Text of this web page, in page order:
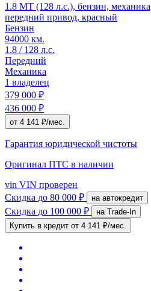
1.8 MT (128 л.с.), бензин,
передний привод, красный
Бензин
94000 км.
1.8 / 128 л.с.
Передний
Механика
1 владелец
379 000 ₽
436 000 ₽
от 4 141 ₽/мес.
Гарантия юридической чистоты
Оригинал ПТС в наличии
vin VIN проверен
Скидка до 80 000 ₽ на автокредит
Скидка до 100 000 ₽
на Trade-In
Купить в кредит от 4 141 ₽/мес.